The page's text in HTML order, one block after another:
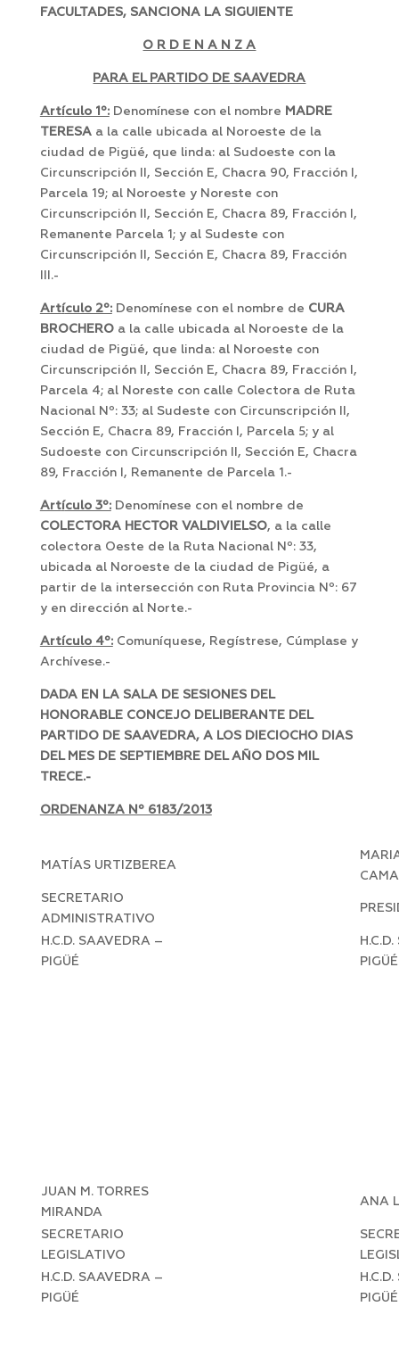
FACULTADES, SANCIONA LA SIGUIENTE
O R D E N A N Z A
PARA EL PARTIDO DE SAAVEDRA
Artículo 1º:Denomínese con el nombre MADRE
TERESAa la calle ubicada al Noroeste de la
ciudad de Pigüé, que linda: al Sudoeste con la
Circunscripción II, Sección E, Chacra 90, Fracción I,
Parcela 19; al Noroeste y Noreste con
Circunscripción II, Sección E, Chacra 89, Fracción I,
Remanente Parcela 1; y al Sudeste con
Circunscripción II, Sección E, Chacra 89, Fracción
III.-
Artículo 2º:Denomínese con el nombre de CURA
BROCHEROa la calle ubicada al Noroeste de la
ciudad de Pigüé, que linda: al Noroeste con
Circunscripción II, Sección E, Chacra 89, Fracción I,
Parcela 4; al Noreste con calle Colectora de Ruta
Nacional Nº: 33; al Sudeste con Circunscripción II,
Sección E, Chacra 89, Fracción I, Parcela 5; y al
Sudoeste con Circunscripción II, Sección E, Chacra
89, Fracción I, Remanente de Parcela 1.-
Artículo 3º:Denomínese con el nombre de
COLECTORA HECTOR VALDIVIELSO, a la calle
colectora Oeste de la Ruta Nacional Nº: 33,
ubicada al Noroeste de la ciudad de Pigüé, a
partir de la intersección con Ruta Provincia Nº: 67
y en dirección al Norte.-
Artículo4º:Comuníquese, Regístrese, Cúmplase y
Archívese.-
DADA EN LA SALA DE SESIONES DEL
HONORABLE CONCEJO DELIBERANTE DEL
PARTIDO DE SAAVEDRA, A LOS DIECIOCHO DIAS
DEL MES DE SEPTIEMBRE DEL AÑO DOS MIL
TRECE.-
ORDENANZA Nº 6183/2013
MATÍAS URTIZBEREA
SECRETARIO
ADMINISTRATIVO
H.C.D. SAAVEDRA –
PIGÜÉ
PIGÜÉ
JUAN M. TORRES
MIRANDA
ANA
SECRETARIO
LEGISLATIVO
H.C.D. SAAVEDRA –
PIGÜÉ
PIGÜÉ